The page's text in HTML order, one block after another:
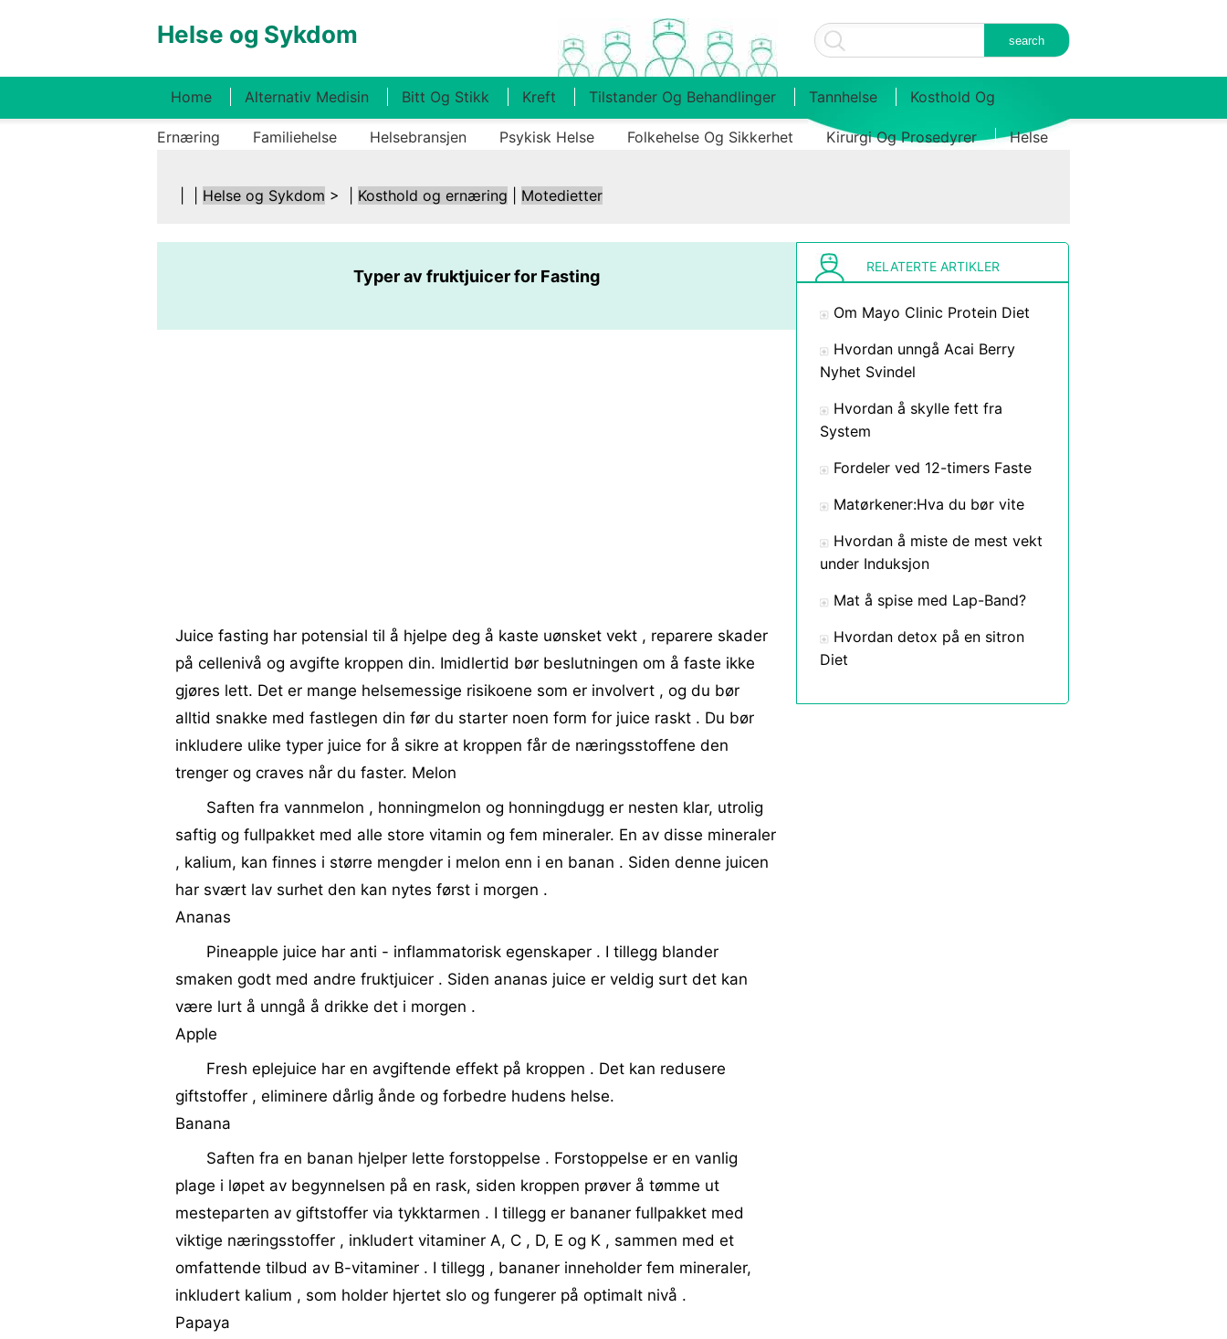
Helse og Sykdom
Home Alternativ Medisin Bitt Og Stikk Kreft Tilstander Og Behandlinger Tannhelse Kosthold Og
Ernæring Familiehelse Helsebransjen Psykisk Helse Folkehelse Og Sikkerhet Kirurgi Og Prosedyrer Helse
Helse og Sykdom > | Kosthold og ernæring Motedietter
Typer av fruktjuicer for Fasting
Juice fasting har potensial til å hjelpe deg å kaste uønsket vekt , reparere skader
på cellenivå og avgifte kroppen din. Imidlertid bør beslutningen om å faste ikke
gjøres lett. Det er mange helsemessige risikoene som er involvert , og du bør
alltid snakke med fastlegen din før du starter noen form for juice raskt . Du bør
inkludere ulike typer juice for å sikre at kroppen får de næringsstoffene den
trenger og craves når du faster. Melon
Saften fra vannmelon , honningmelon og honningdugg er nesten klar, utrolig
saftig og fullpakket med alle store vitamin og fem mineraler. En av disse mineraler
, kalium, kan finnes i større mengder i melon enn i en banan . Siden denne juicen
har svært lav surhet den kan nytes først i morgen .
Ananas
Pineapple juice har anti - inflammatorisk egenskaper . I tillegg blander
smaken godt med andre fruktjuicer . Siden ananas juice er veldig surt det kan
være lurt å unngå å drikke det i morgen .
Apple
Fresh eplejuice har en avgiftende effekt på kroppen . Det kan redusere
giftstoffer , eliminere dårlig ånde og forbedre hudens helse.
Banana
Saften fra en banan hjelper lette forstoppelse . Forstoppelse er en vanlig
plage i løpet av begynnelsen på en rask, siden kroppen prøver å tømme ut
mesteparten av giftstoffer via tykktarmen . I tillegg er bananer fullpakket med
viktige næringsstoffer , inkludert vitaminer A, C , D, E og K , sammen med et
omfattende tilbud av B-vitaminer . I tillegg , bananer inneholder fem mineraler,
inkludert kalium , som holder hjertet slo og fungerer på optimalt nivå .
Papaya
RELATERTE ARTIKLER
Om Mayo Clinic Protein Diet
Hvordan unngå Acai Berry
Nyhet Svindel
Hvordan å skylle fett fra
System
Fordeler ved 12-timers Faste
Matørkener:Hva du bør vite
Hvordan å miste de mest vekt
under Induksjon
Mat å spise med Lap-Band?
Hvordan detox på en sitron
Diet